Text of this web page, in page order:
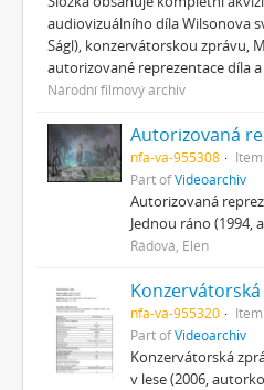
audiovizuálního díla Wilsonova
Ságl), konzervátorskou zprávu,
autorizované reprezentace díla
Národní filmový archiv
Autorizovaná
nfa-va-955308 Item
Part ofVideoarchiv
Autorizovaná
Jednou ráno (1994,
Řádová, Elen
nfa-va-955320 Item
Part ofVideoarchiv
Konzervátorská
v lese (2006,